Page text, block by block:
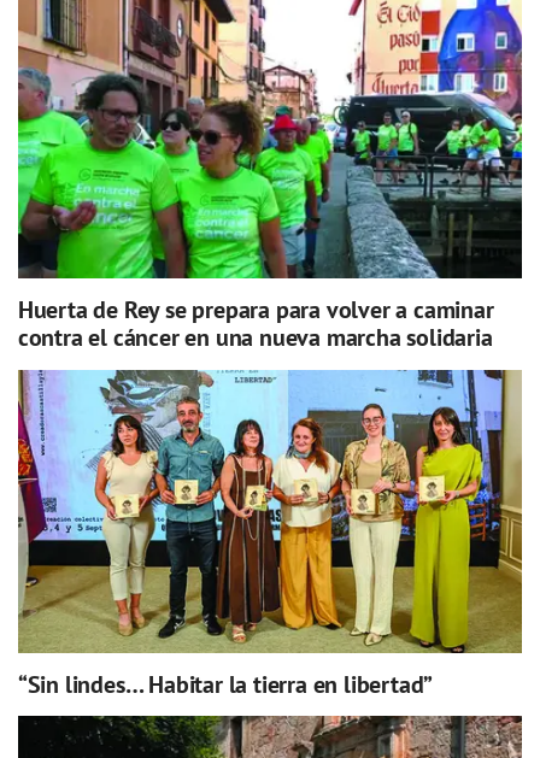
Huerta de Rey se prepara para volver a caminar
contra el cáncer en una nueva marcha solidaria
“Sin lindes… Habitar la tierra en libertad”